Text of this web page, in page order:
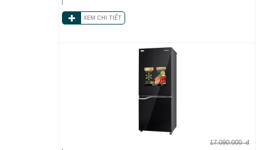
XEM CHI TIẾT
17.090.000 đ